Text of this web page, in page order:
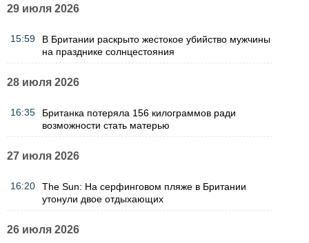
29 июля 2026
15:59
В Британии раскрыто жестокое убийство мужчины
на празднике солнцестояния
28 июля 2026
16:35
Британка потеряла 156 килограммов ради
возможности стать матерью
27 июля 2026
16:20
The Sun: На серфинговом пляже в Британии
утонули двое отдыхающих
26 июля 2026